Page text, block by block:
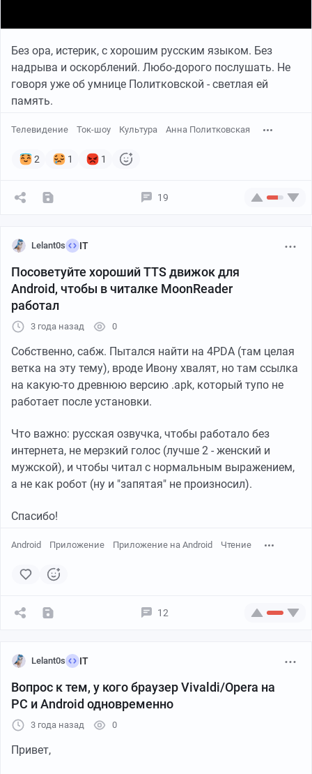
Без ора, истерик, с хорошим русским языком. Без
надрыва и оскорблений. Любо-дорого послушать. Не
говоря уже об умнице Политковской - светлая ей
память.
Телевидение Ток-шоу Культура Анна Политковская
2 1 1
19
Lelant0s IT
Посоветуйте хороший TTS движок для
Android, чтобы в читалке MoonReader
работал
3 года назад 0
Собственно, сабж. Пытался найти на 4PDA (там целая
ветка на эту тему), вроде Ивону хвалят, но там ссылка
на какую-то древнюю версию .apk, который тупо не
работает после установки.
Что важно: русская озвучка, чтобы работало без
интернета, не мерзкий голос (лучше 2 - женский и
мужской), и чтобы читал с нормальным выражением,
а не как робот (ну и "запятая" не произносил).
Спасибо!
Android Приложение Приложение на Android Чтение
12
Lelant0s IT
Вопрос к тем, у кого браузер Vivaldi/Opera на
PC и Android одновременно
3 года назад 0
Привет,